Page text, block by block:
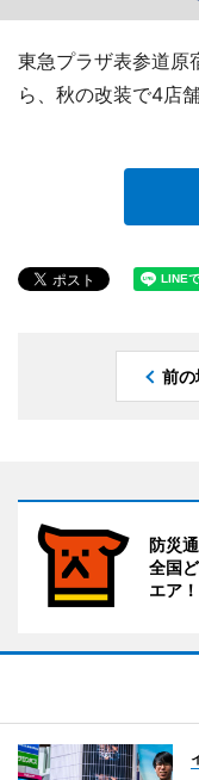
東急プラザ表参道原
ら、秋の改装で4店
前の
防災
全国
エア！